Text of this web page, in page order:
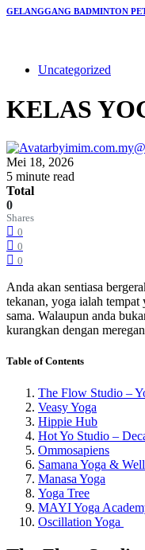
GELANGGANG BADMINTON
Uncategorized
KELAS
by
Mei 18, 2026
5 minute read
Total
0
Shares
0
0
0
Anda akan sentiasa
tekanan, yoga ialah tempat
sama. Walaupun anda
kurangkan dengan
Table of Contents
The Flow Studio –
Veasy Yoga
Hippie Hub
Hot Yo Studio –
Ommosapiens
Samana Yoga &
Manasa Yoga
Yoga Tree
MAYI Yoga
Oscillation Yoga